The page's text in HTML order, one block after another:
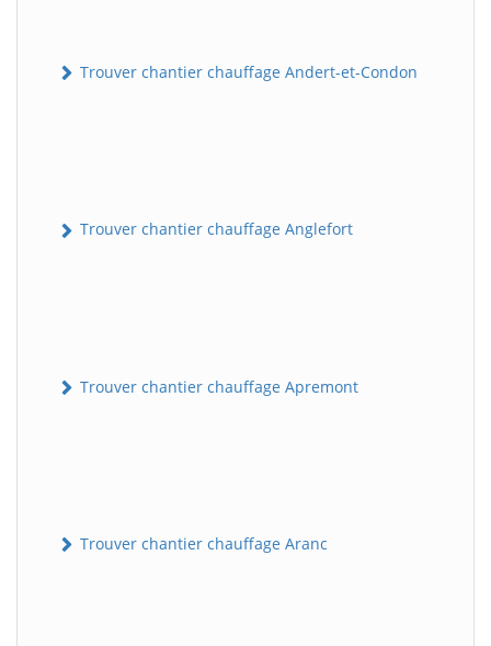
Trouver chantier chauffage Andert-et-Condon
Trouver chantier chauffage Anglefort
Trouver chantier chauffage Apremont
Trouver chantier chauffage Aranc